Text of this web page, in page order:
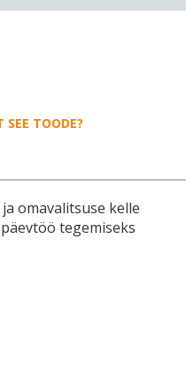
SEE TOODE?
omavalitsuse kelle
tegemiseks